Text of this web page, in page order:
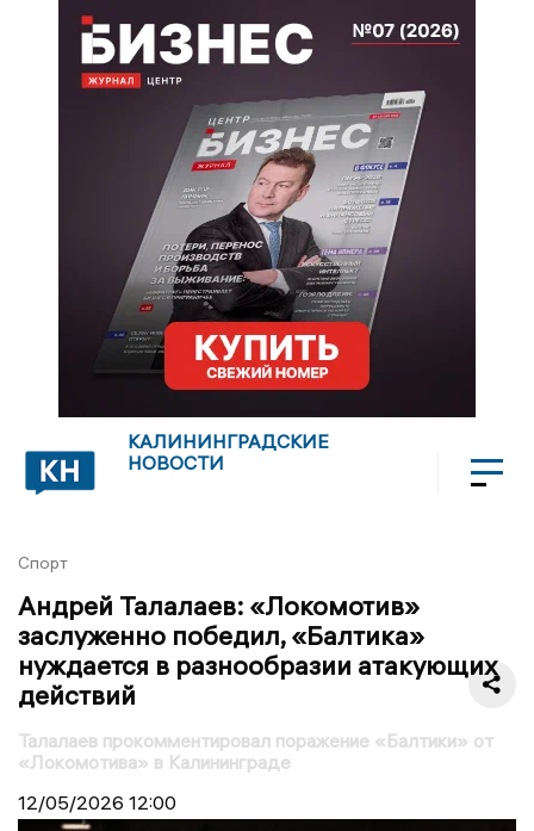
КАЛИНИНГРАДСКИЕ
НОВОСТИ
Спорт
Андрей Талалаев: «Локомотив»
заслуженно победил, «Балтика»
нуждается в разнообразии атакующих
действий
Талалаев прокомментировал поражение «Балтики» от
«Локомотива» в Калининграде
12/05/2026 12:00